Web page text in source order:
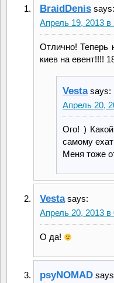
BraidDenis says:
Апрель 19, 2013 в
Отлично! Теперь
киев на евент!!!!
Vesta says:
Апрель 20,
Ого! )
самому
Меня тоже
Vesta says:
Апрель 20, 2013 в
О да!
psyNOMAD